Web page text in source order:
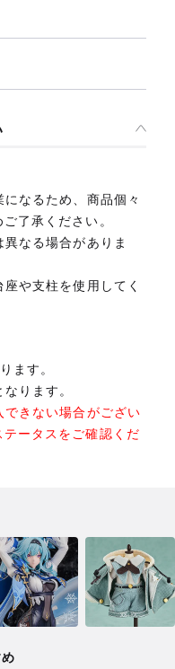
なるため、商品個々
了承ください。
なる場合がありま
や支柱を使用してく
ます。
ります。
きない場合がござい
ータスをご確認くだ